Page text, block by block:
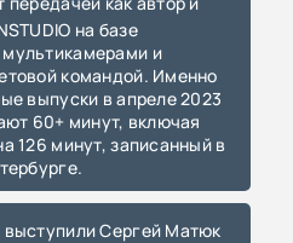
на базе
и
командой. Именно
выпуски в апреле 2023
60+ минут, включая
126 минут, записанный в